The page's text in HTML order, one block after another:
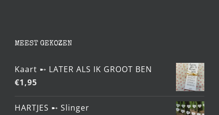
MEEST GEKOZEN
Kaart ➸ LATER ALS IK GROOT BEN
€1,95
HARTJES ➸ Slinger